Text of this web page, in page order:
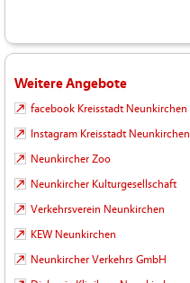
Weitere Angebote
facebook Kreisstadt Neunkirchen
Instagram Kreisstadt Neunkirchen
Neunkircher Zoo
Neunkircher Kulturgesellschaft
Verkehrsverein Neunkirchen
KEW Neunkirchen
Neunkircher Verkehrs GmbH